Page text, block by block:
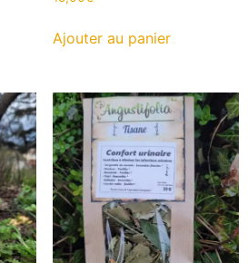
Ajouter au panier